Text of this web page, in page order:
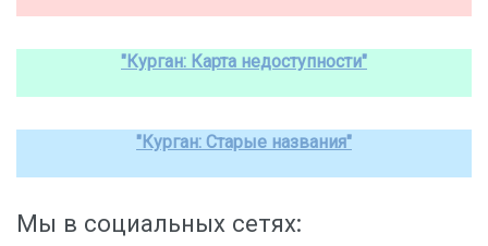
"Курган: Карта недоступности"
"Курган: Старые названия"
Мы в социальных сетях: